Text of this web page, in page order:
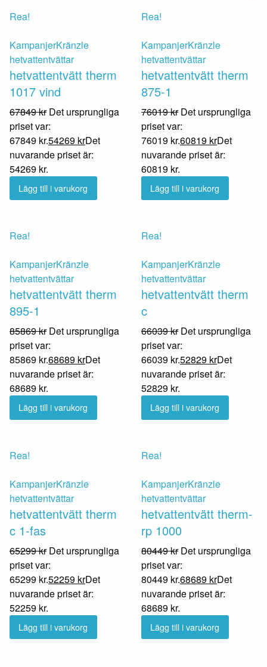
Rea!
KampanjerKränzle
hetvattentvättar
hetvattentvätt therm
1017 vind
67849kr Det ursprungliga
priset var:
67849 kr.54269 krDet
nuvarande priset är:
54269 kr.
Lägg till i varukorg
Rea!
KampanjerKränzle
hetvattentvättar
hetvattentvätt therm
875-1
76019kr Det ursprungliga
priset var:
76019 kr.60819 krDet
nuvarande priset är:
60819 kr.
Lägg till i varukorg
Rea!
KampanjerKränzle
hetvattentvättar
hetvattentvätt therm
895-1
85869kr Det ursprungliga
priset var:
85869 kr.68689 krDet
nuvarande priset är:
68689 kr.
Lägg till i varukorg
Rea!
KampanjerKränzle
hetvattentvättar
hetvattentvätt therm
c
66039kr Det ursprungliga
priset var:
66039 kr.52829 krDet
nuvarande priset är:
52829 kr.
Lägg till i varukorg
Rea!
KampanjerKränzle
hetvattentvättar
hetvattentvätt therm
c 1-fas
65299kr Det ursprungliga
priset var:
65299 kr.52259 krDet
nuvarande priset är:
52259 kr.
Lägg till i varukorg
Rea!
KampanjerKränzle
hetvattentvättar
hetvattentvätt therm-
rp 1000
80449kr Det ursprungliga
priset var:
80449 kr.68689 krDet
nuvarande priset är:
68689 kr.
Lägg till i varukorg